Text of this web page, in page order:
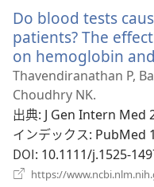
く）
Do blood tests
patients? The
on hemoglobin
Thavendiranathan P,
Choudhry NK.
出典‎: J Gen Intern Med
インデックス‎: PubMed
DOI‎: 10.1111/j.1525-
https://